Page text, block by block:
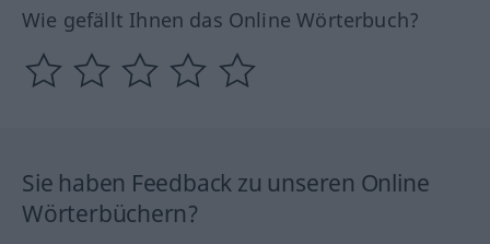
Wie gefällt Ihnen das Online Wörterbuch?
Sie haben Feedback zu unseren Online
Wörterbüchern?